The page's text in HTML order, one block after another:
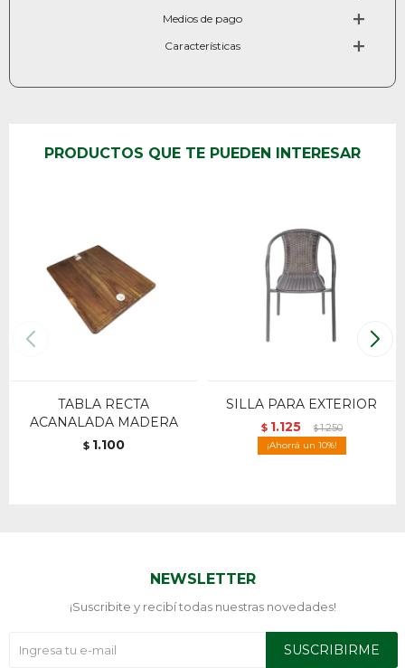
Medios de pago
Características
PRODUCTOS QUE TE PUEDEN INTERESAR
TABLA RECTA
ACANALADA MADERA
$ 1.100
SILLA PARA EXTERIOR
$ 1.125 $1.250
10
NEWSLETTER
¡Suscribite y recibí todas nuestras novedades!
SUSCRIBIRME